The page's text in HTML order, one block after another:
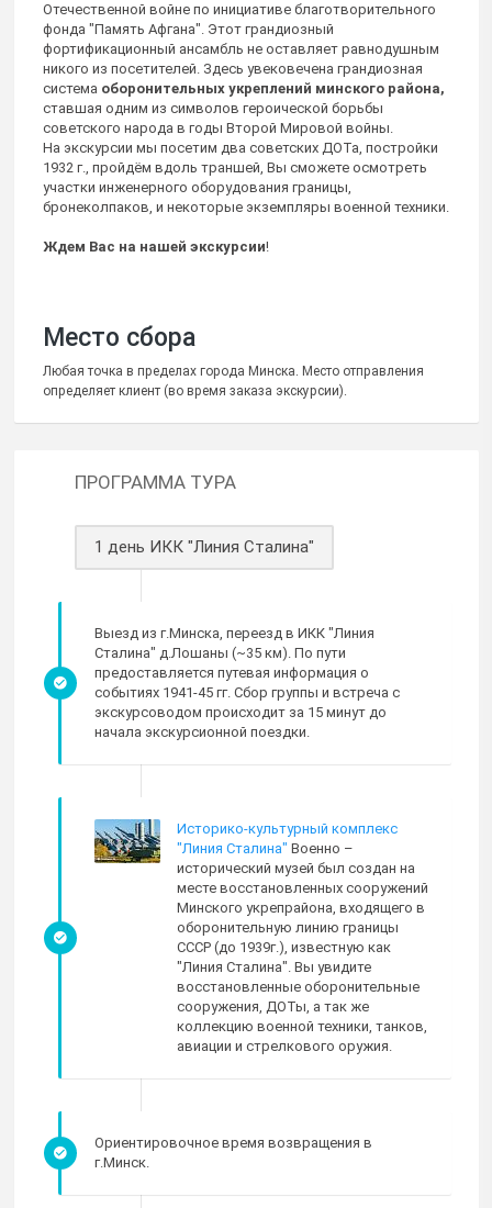
Отечественной войне по инициативе благотворительного
фонда "Память Афгана". Этот грандиозный
фортификационный ансамбль не оставляет равнодушным
никого из посетителей. Здесь увековечена грандиозная
система оборонительных укреплений минского района,
ставшая одним из символов героической борьбы
советского народа в годы Второй Мировой войны.
На экскурсии мы посетим два советских ДОТа, постройки
1932 г., пройдём вдоль траншей, Вы сможете осмотреть
участки инженерного оборудования границы,
бронеколпаков, и некоторые экземпляры военной техники.
Ждем Вас на нашей экскурсии!
Место сбора
Любая точка в пределах города Минска. Место отправления
определяет клиент (во время заказа экскурсии).
ПРОГРАММА ТУРА
1 день ИКК "Линия Сталина"
Выезд из г.Минска, переезд в ИКК "Линия
Сталина" д.Лошаны (~35 км). По пути
предоставляется путевая информация о
событиях 1941-45 гг. Сбор группы и встреча с
экскурсоводом происходит за 15 минут до
начала экскурсионной поездки.
Историко-культурный комплекс
"Линия Сталина" Военно –
исторический музей был создан на
месте восстановленных сооружений
Минского укрепрайона, входящего в
оборонительную линию границы
СССР (до 1939г.), известную как
"Линия Сталина". Вы увидите
восстановленные оборонительные
сооружения, ДОТы, а так же
коллекцию военной техники, танков,
авиации и стрелкового оружия.
Ориентировочное время возвращения в
г.Минск.